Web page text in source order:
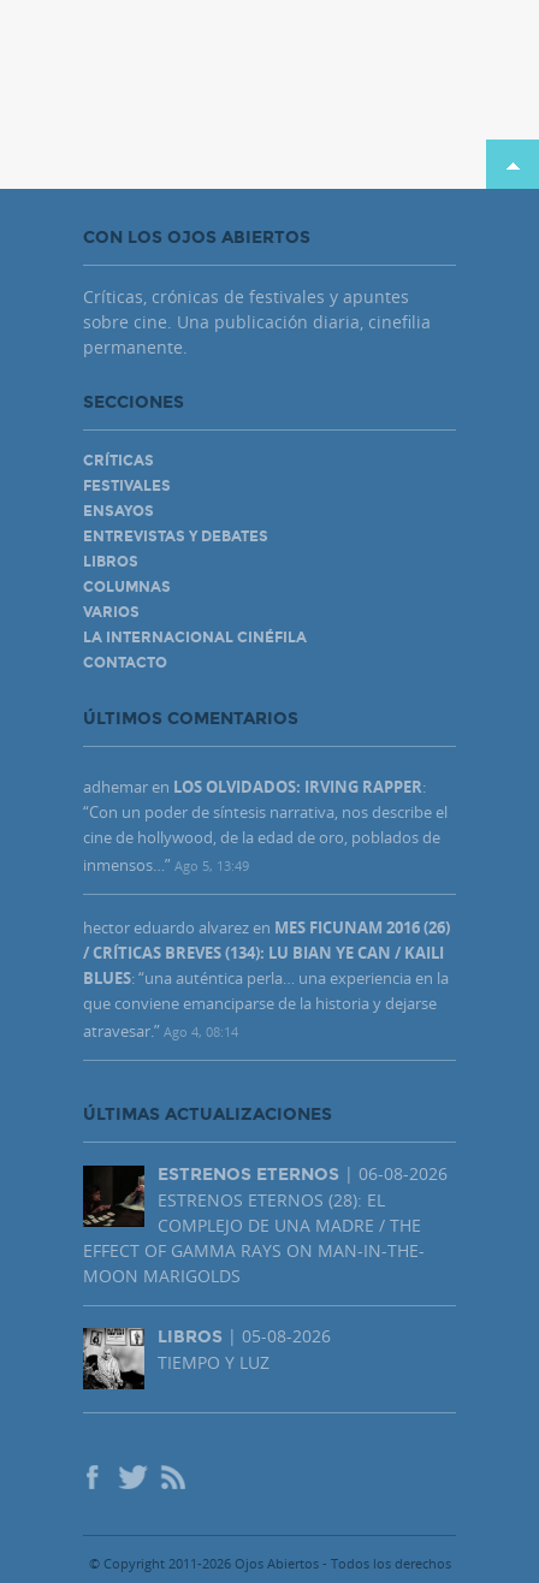
CON LOS OJOS ABIERTOS
Críticas, crónicas de festivales y apuntes
sobre cine. Una publicación diaria, cinefilia
permanente.
SECCIONES
CRÍTICAS
FESTIVALES
ENSAYOS
ENTREVISTAS Y DEBATES
LIBROS
COLUMNAS
VARIOS
LA INTERNACIONAL CINÉFILA
CONTACTO
ÚLTIMOS COMENTARIOS
adhemar en LOS OLVIDADOS: IRVING RAPPER:
“Con un poder de síntesis narrativa, nos describe el
cine de hollywood, de la edad de oro, poblados de
inmensos…” Ago 5, 13:49
hector eduardo alvarez en MES FICUNAM 2016 (26)
/ CRÍTICAS BREVES (134): LU BIAN YE CAN / KAILI
BLUES: “una auténtica perla… una experiencia en la
que conviene emanciparse de la historia y dejarse
atravesar.” Ago 4, 08:14
ÚLTIMAS ACTUALIZACIONES
ESTRENOS ETERNOS | 06-08-2026
ESTRENOS ETERNOS (28): EL
COMPLEJO DE UNA MADRE / THE
EFFECT OF GAMMA RAYS ON MAN-IN-THE-
MOON MARIGOLDS
LIBROS | 05-08-2026
TIEMPO Y LUZ
© Copyright 2011-2026 Ojos Abiertos - Todos los derechos